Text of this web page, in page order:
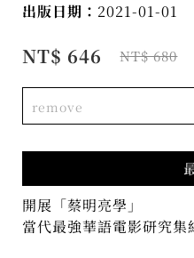
出版日期： 2021-01-01
NT$ 646 NT$ 680
remove
開展「蔡明亮學」
當代最強華語電影研究集